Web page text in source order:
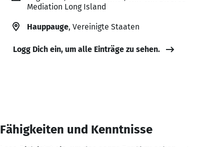
Mediation Long Island
Hauppauge, Vereinigte Staaten
Logg Dich ein, um alle Einträge zu sehen.
Fähigkeiten und Kenntnisse